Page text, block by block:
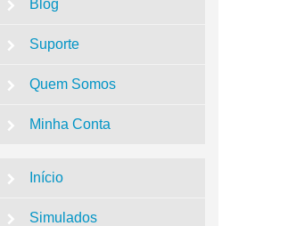
Blog
Suporte
Quem Somos
Minha Conta
Início
Simulados